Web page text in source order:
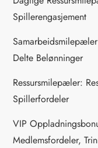
n
a
t
i
o
Spillerengasjement
Delte Belønninger
Ressursmilepæler:
Spillerfordeler
VIP
Medlemsfordeler,